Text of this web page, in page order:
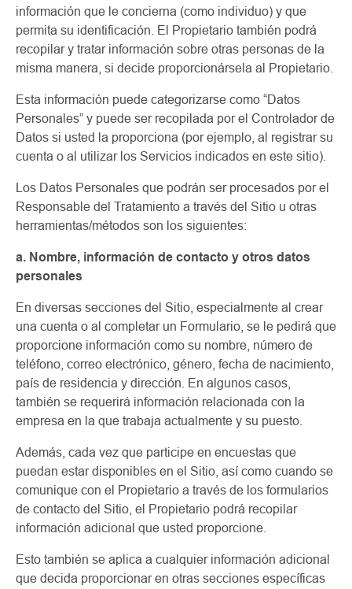
información que le concierna (como individuo) y que
permita su identificación. El Propietario también podrá
recopilar y tratar información sobre otras personas de la
misma manera, si decide proporcionársela al Propietario.
Esta información puede categorizarse como “Datos
Personales” y puede ser recopilada por el Controlador de
Datos si usted la proporciona (por ejemplo, al registrar su
cuenta o al utilizar los Servicios indicados en este sitio).
Los Datos Personales que podrán ser procesados por el
Responsable del Tratamiento a través del Sitio u otras
herramientas/métodos son los siguientes:
a. Nombre, información de contacto y otros datos
personales
En diversas secciones del Sitio, especialmente al crear
una cuenta o al completar un Formulario, se le pedirá que
proporcione información como su nombre, número de
teléfono, correo electrónico, género, fecha de nacimiento,
país de residencia y dirección. En algunos casos,
también se requerirá información relacionada con la
empresa en la que trabaja actualmente y su puesto.
Además, cada vez que participe en encuestas que
puedan estar disponibles en el Sitio, así como cuando se
comunique con el Propietario a través de los formularios
de contacto del Sitio, el Propietario podrá recopilar
información adicional que usted proporcione.
Esto también se aplica a cualquier información adicional
que decida proporcionar en otras secciones específicas